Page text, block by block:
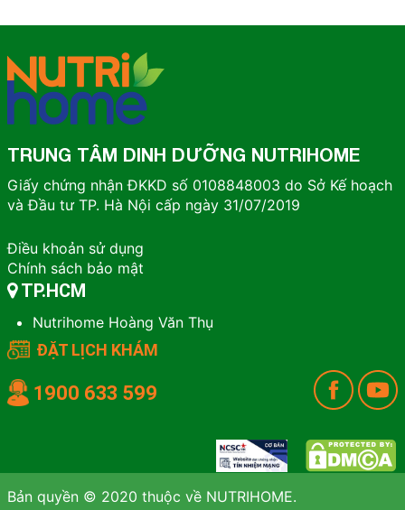
TRUNG TÂM DINH DƯỠNG NUTRIHOME
Giấy chứng nhận ĐKKD số 0108848003 do Sở Kế hoạch
và Đầu tư TP. Hà Nội cấp ngày 31/07/2019
Điều khoản sử dụng
Chính sách bảo mật
TP.HCM
Nutrihome Hoàng Văn Thụ
ĐẶT LỊCH KHÁM
1900 633 599
Bản quyền © 2020 thuộc về NUTRIHOME.